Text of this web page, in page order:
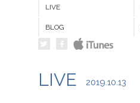
LIVE
BLOG
LIVE 2019.10.13